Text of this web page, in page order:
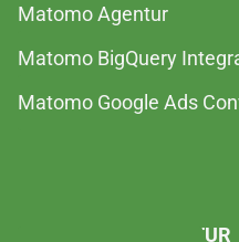
Matomo Agentur
Matomo BigQuery
Matomo Google Ads
GOOGLE ADS AGENTUR